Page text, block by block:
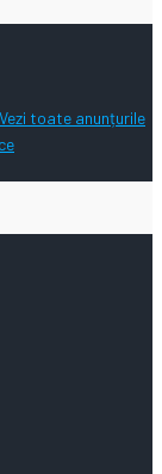
Vezi toate anunțurile